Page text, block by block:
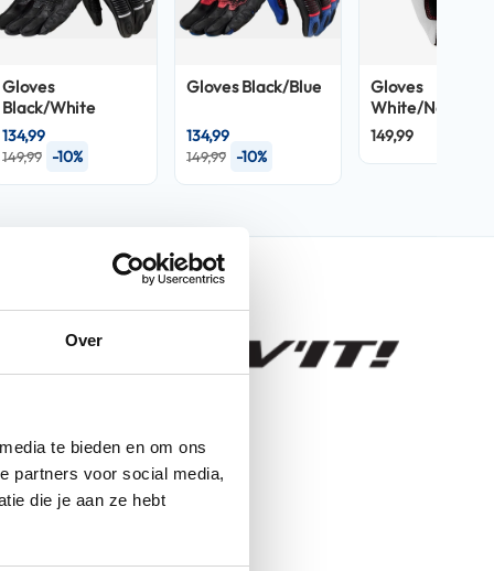
Over
te bieden en om ons
partners voor social media,
die je aan ze hebt
Gloves
Black/White
149,99 -10%
134,99
Gloves Black/Blue
149,99 -10%
134,99
Gloves
White/Neon
149,99
Onepiece Black/Blue
Motorkleding